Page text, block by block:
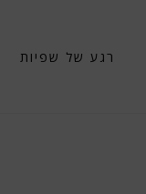
רגע של שפיות